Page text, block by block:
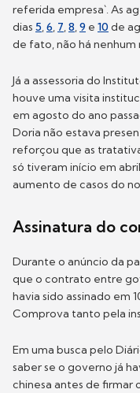
referida empresa`. As
dias 5 6 7 8 9 e 10 de
de fato, não há nenhum
Já a assessoria do
houve uma visita
em agosto do ano
Doria não estava
reforçou que as
só tiveram início em
aumento de casos do
Assinatura do
Durante o anúncio da
que o contrato entre
havia sido assinado em
Comprova tanto pela
Em uma busca pelo
saber se o governo já
chinesa antes de firmar